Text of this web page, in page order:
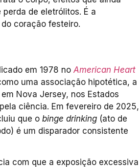
de eletrólitos. É a
coração festeiro.
em 1978 no American Heart
uma associação hipotética, a
Nova Jersey, nos Estados
ciência. Em fevereiro de 2025,
que o binge drinking (ato de
é um disparador consistente
com que a exposição excessiva